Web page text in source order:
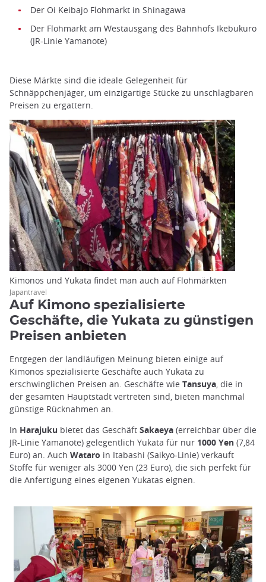
Der Oi Keibajo Flohmarkt in Shinagawa
Der Flohmarkt am Westausgang des Bahnhofs Ikebukuro
(JR-Linie Yamanote)
Diese Märkte sind die ideale Gelegenheit für
Schnäppchenjäger, um einzigartige Stücke zu unschlagbaren
Preisen zu ergattern.
Kimonos und Yukata findet man auch auf Flohmärkten
Japantravel
Auf Kimono spezialisierte
Geschäfte, die Yukata zu günstigen
Preisen anbieten
Entgegen der landläufigen Meinung bieten einige auf
Kimonos spezialisierte Geschäfte auch Yukata zu
erschwinglichen Preisen an. Geschäfte wie Tansuya , die in
der gesamten Hauptstadt vertreten sind, bieten manchmal
günstige Rücknahmen an.
In Harajuku bietet das Geschäft Sakaeya (erreichbar über die
JR-Linie Yamanote) gelegentlich Yukata für nur 1000 Yen (7,84
Euro) an. Auch Wataro in Itabashi (Saikyo-Linie) verkauft
Stoffe für weniger als 3000 Yen (23 Euro), die sich perfekt für
die Anfertigung eines eigenen Yukatas eignen.